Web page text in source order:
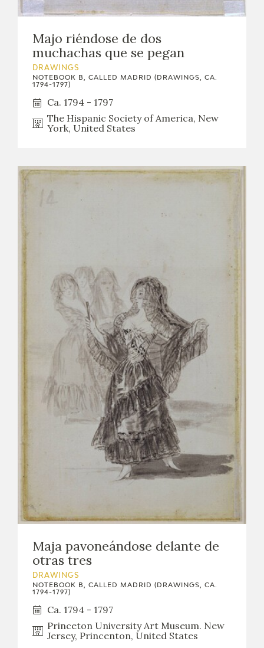
EL VIAJE DE GOYA
CATÁLOGO
PUBLICACIONES
RECURSOS EDUCATIVOS
Majo riéndose de dos
muchachas que se pegan
DRAWINGS
NOTEBOOK B, CALLED MADRID (DRAWINGS, CA.
1794-1797)
Ca. 1794 - 1797
The Hispanic Society of America, New
York, United States
Maja pavoneándose delante de
otras tres
DRAWINGS
NOTEBOOK B, CALLED MADRID (DRAWINGS, CA.
1794-1797)
Ca. 1794 - 1797
Princeton University Art Museum. New
Jersey, Princenton, United States